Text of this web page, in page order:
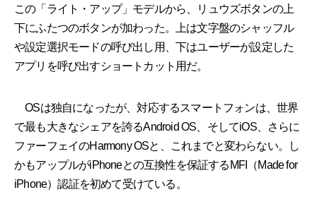
この「ライト・アップ」モデルから、リュウズボタンの上
下にふたつのボタンが加わった。上は文字盤のシャッフル
や設定選択モードの呼び出し用、下はユーザーが設定した
アプリを呼び出すショートカット用だ。
OSは独自になったが、対応するスマートフォンは、世界
で最も大きなシェアを誇るAndroid OS、そしてiOS、さらに
ファーフェイのHarmony OSと、これまでと変わらない。し
かもアップルがiPhoneとの互換性を保証するMFI（Made for
iPhone）認証を初めて受けている。